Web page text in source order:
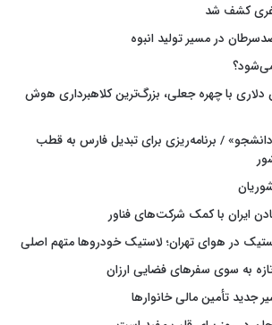
کشف شد
در مسیر تولید انبوه
۲۵ میلیون دلاری با چهره جعلی، بزرگ‌ترین کلاهبرداری هوش
دانشجو» / برنامه‌ریزی برای تبدیل فارس به قطب
ایران با کمک شرکت‌های فناور
در هوای تهران؛ لاستیک خودروها متهم اصلی
به سوی سفرهای فضایی ارزان
جدید تأمین مالی خانوارها